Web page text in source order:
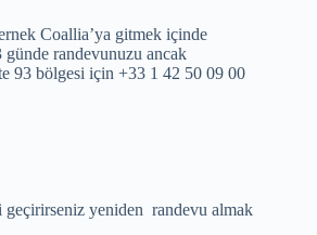
Coallia’ya gitmek içinde
randevunuzu ancak
93 bölgesi için +33 1 42 50 09 00
geçirirseniz yeniden randevu almak